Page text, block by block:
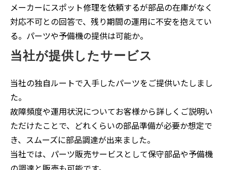
メーカーにスポット修理を依頼するが部品の在庫がなく
対応不可との回答で、残り期間の運用に不安を抱えてい
る。パーツや予備機の提供は可能か。
当社が提供したサービス
当社の独自ルートで入手したパーツをご提供いたしまし
た。
故障頻度や運用状況についてお客様から詳しくご説明い
ただけたことで、どれくらいの部品準備が必要か想定で
き、スムーズに部品調達が出来ました。
当社では、パーツ販売サービスとして保守部品や予備機